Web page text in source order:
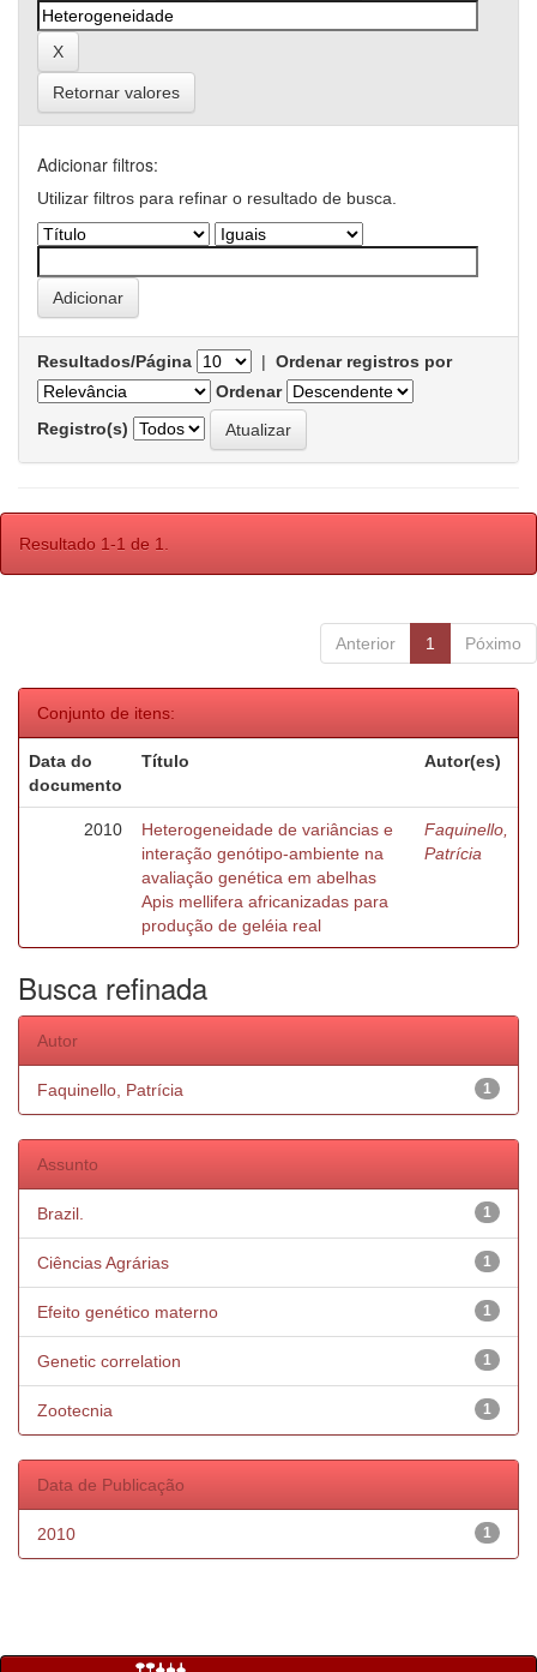
Retornar valores
Adicionar filtros:
Utilizar filtros para refinar o resultado de busca.
Resultados/Página | Ordenar registros por
Ordenar
Registro(s)
Resultado 1-1 de 1.
Anterior 1 Póximo
Conjunto de itens:
Data do
documento
Título Autor(es)
2010
Heterogeneidade de variâncias e
interação genótipo-ambiente na
avaliação genética em abelhas
Apis mellifera africanizadas para
produção de geléia real
Faquinello,
Patrícia
Busca refinada
Autor
1
Faquinello, Patrícia
Assunto
1
Brazil.
1
Ciências Agrárias
1
Efeito genético materno
1
Genetic correlation
1
Zootecnia
Data de Publicação
1
2010